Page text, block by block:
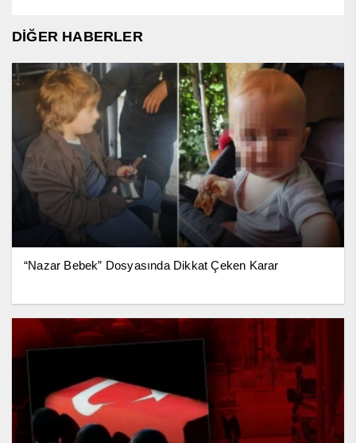
DİĞER HABERLER
“Nazar Bebek” Dosyasında Dikkat Çeken Karar